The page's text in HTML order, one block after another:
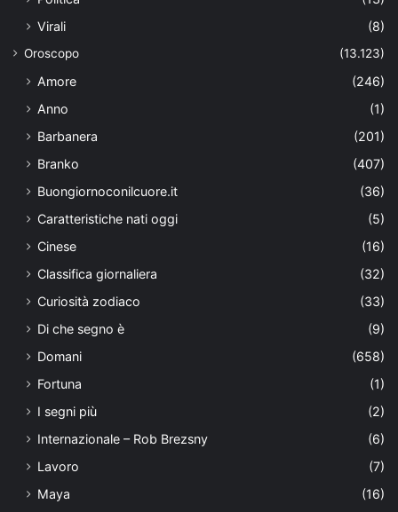
Virali
(8)
Oroscopo (13.123)
Amore
(246)
Anno
(1)
Barbanera
(201)
Branko
(407)
Buongiornoconilcuore.it
(36)
Caratteristiche nati oggi
(5)
Cinese
(16)
Classifica giornaliera
(32)
Curiosità zodiaco
(33)
Di che segno è
(9)
Domani
(658)
Fortuna
(1)
I segni più
(2)
Internazionale – Rob Brezsny
(6)
Lavoro
(7)
Maya
(16)